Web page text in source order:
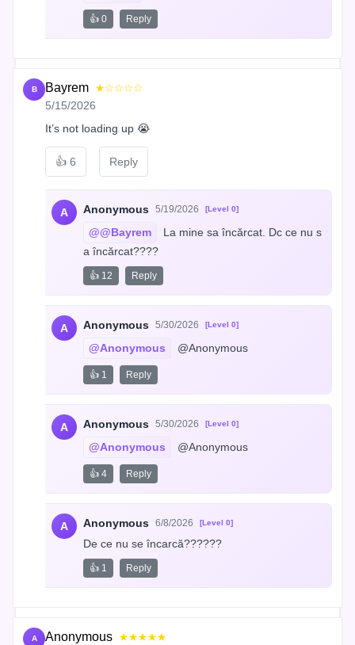
👍 0 Reply
B Bayrem ★☆☆☆☆
5/15/2026
It’s not loading up 😭
👍 6 Reply
A Anonymous 5/19/2026 [Level 0]
@@Bayrem
La mine sa încărcat. Dc ce nu s
a încărcat????
👍 12 Reply
A Anonymous 5/30/2026 [Level 0]
@Anonymous @Anonymous
👍 1 Reply
A Anonymous 5/30/2026 [Level 0]
@Anonymous @Anonymous
👍 4 Reply
A Anonymous 6/8/2026 [Level 0]
De ce nu se încarcă??????
👍 1 Reply
A Anonymous ★★★★★